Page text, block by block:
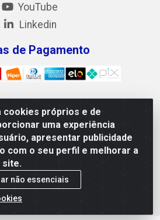
cookies próprios e de
uma experiência
apresentar publicidade
com o seu perfil e melhorar a
site.
não essenciais
YouTube
Linkedin
de Pagamento
Asr Ne 55 (412 Norte), Alameda
Norte, Palmas/TO - CEP 77.006-540 -
05.922.500/0001-02